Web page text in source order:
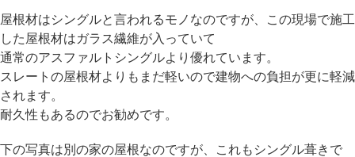
屋根材はシングルと言われるモノなのですが、この現場で施工
した屋根材はガラス繊維が入っていて
通常のアスファルトシングルより優れています。
スレートの屋根材よりもまだ軽いので建物への負担が更に軽減
されます。
耐久性もあるのでお勧めです。
下の写真は別の家の屋根なのですが、これもシングル葺きで